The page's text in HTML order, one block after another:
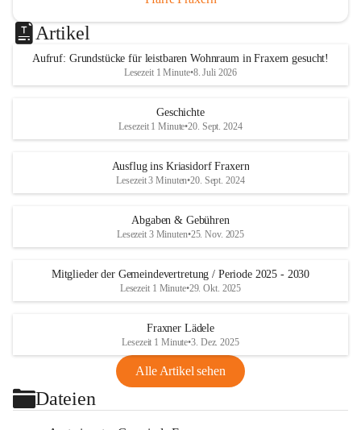
Artikel
Aufruf: Grundstücke für leistbaren Wohnraum in Fraxern gesucht!
Lesezeit 1 Minute•8. Juli 2026
Geschichte
Lesezeit 1 Minute•20. Sept. 2024
Ausflug ins Kriasidorf Fraxern
Lesezeit 3 Minuten•20. Sept. 2024
Abgaben & Gebühren
Lesezeit 3 Minuten•25. Nov. 2025
Mitglieder der Gemeindevertretung / Periode 2025 - 2030
Lesezeit 1 Minute•29. Okt. 2025
Fraxner Lädele
Lesezeit 1 Minute•3. Dez. 2025
Alle Artikel sehen
Dateien